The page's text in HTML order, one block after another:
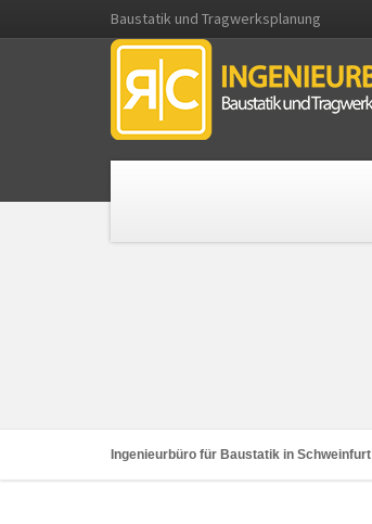
Baustatik und Tragwerksplanung
Ingenieurbüro für Baustatik in Schweinfurt